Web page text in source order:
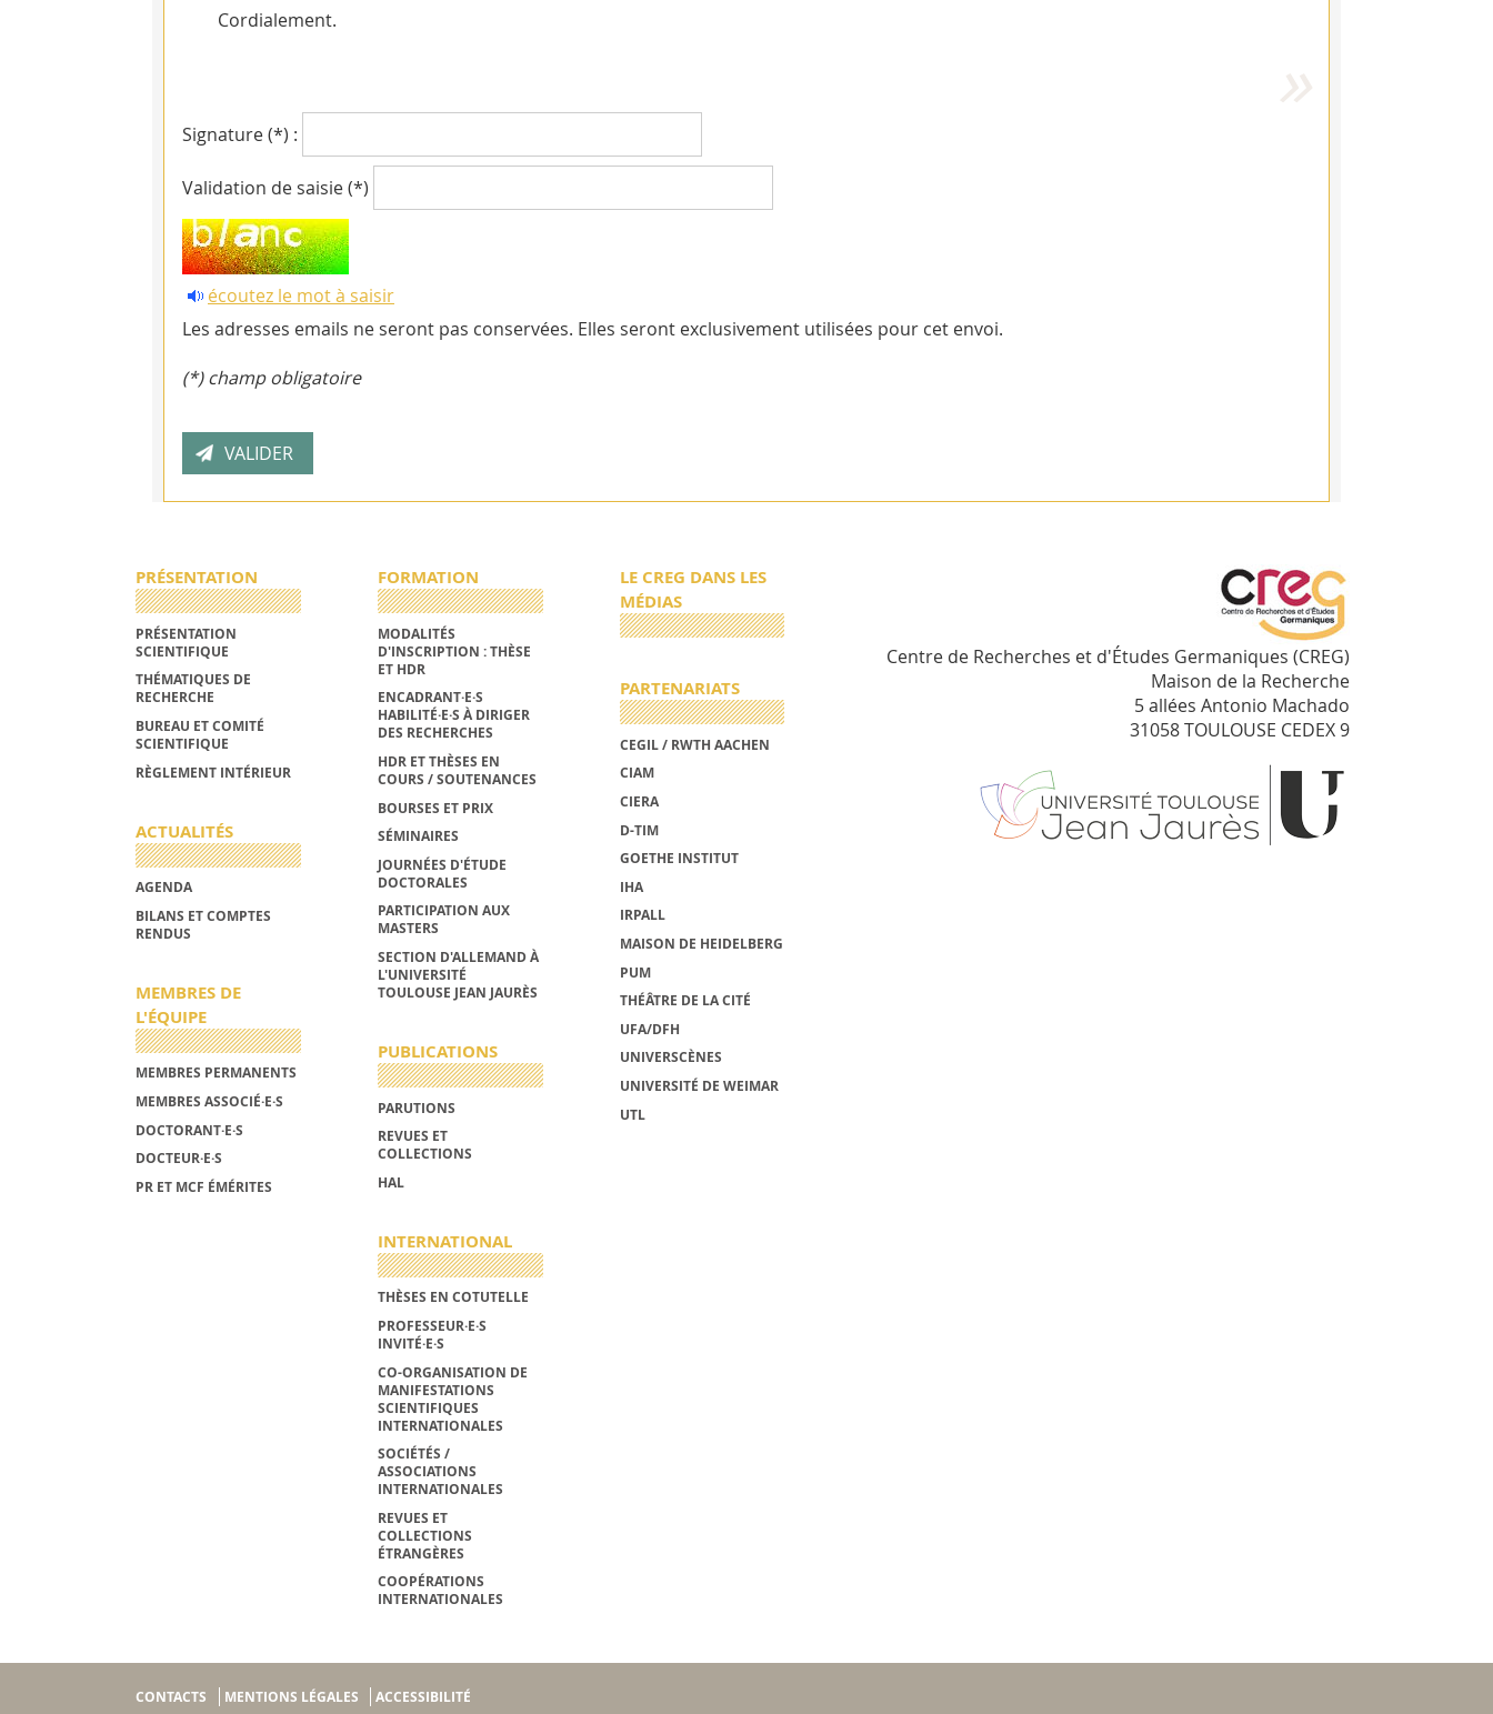
Cordialement.
Signature (*) :
Validation de saisie (*)
écoutez le mot à saisir
Les adresses emails ne seront pas conservées. Elles seront exclusivement utilisées pour cet envoi.
(*) champ obligatoire
PRÉSENTATION
PRÉSENTATION
SCIENTIFIQUE
THÉMATIQUES DE
RECHERCHE
BUREAU ET COMITÉ
SCIENTIFIQUE
RÈGLEMENT INTÉRIEUR
ACTUALITÉS
AGENDA
BILANS ET COMPTES
RENDUS
MEMBRES DE
L'ÉQUIPE
MEMBRES PERMANENTS
MEMBRES ASSOCIÉ·E·S
DOCTORANT·E·S
DOCTEUR·E·S
PR ET MCF ÉMÉRITES
FORMATION
MODALITÉS
D'INSCRIPTION : THÈSE
ET HDR
ENCADRANT·E·S
HABILITÉ·E·S À DIRIGER
DES RECHERCHES
HDR ET THÈSES EN
COURS / SOUTENANCES
BOURSES ET PRIX
SÉMINAIRES
JOURNÉES D'ÉTUDE
DOCTORALES
PARTICIPATION AUX
MASTERS
SECTION D'ALLEMAND À
L'UNIVERSITÉ
TOULOUSE JEAN JAURÈS
PUBLICATIONS
PARUTIONS
REVUES ET
COLLECTIONS
HAL
INTERNATIONAL
THÈSES EN COTUTELLE
PROFESSEUR·E·S
INVITÉ·E·S
CO-ORGANISATION DE
MANIFESTATIONS
SCIENTIFIQUES
INTERNATIONALES
SOCIÉTÉS /
ASSOCIATIONS
INTERNATIONALES
REVUES ET
COLLECTIONS
ÉTRANGÈRES
COOPÉRATIONS
INTERNATIONALES
LE CREG DANS LES
MÉDIAS
PARTENARIATS
CEGIL / RWTH AACHEN
CIAM
CIERA
D-TIM
GOETHE INSTITUT
IHA
IRPALL
MAISON DE HEIDELBERG
PUM
THÉÂTRE DE LA CITÉ
UFA/DFH
UNIVERSCÈNES
UNIVERSITÉ DE WEIMAR
UTL
Centre de Recherches et d'Études Germaniques (CREG)
Maison de la Recherche
5 allées Antonio Machado
31058 TOULOUSE CEDEX 9
CONTACTS MENTIONS LÉGALES ACCESSIBILITÉ